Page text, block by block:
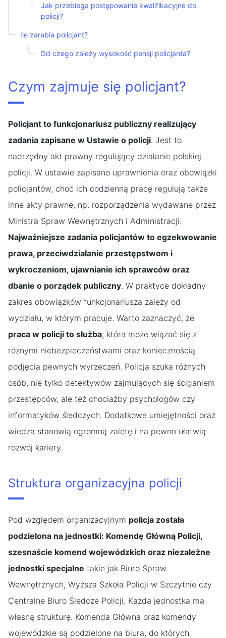
Jak przebiega postępowanie kwalifikacyjne do
policji?
Ile zarabia policjant?
Od czego zależy wysokość pensji policjanta?
Czym zajmuje się policjant?
Policjant to funkcjonariusz publiczny realizujący
zadania zapisane w Ustawie o policji. Jest to
nadrzędny akt prawny regulujący działanie polskiej
policji. W ustawie zapisano uprawnienia oraz obowiązki
policjantów, choć ich codzienną pracę regulują także
inne akty prawne, np. rozporządzenia wydawane przez
Ministra Spraw Wewnętrznych i Administracji.
Najważniejsze zadania policjantów to egzekwowanie
prawa, przeciwdziałanie przestępstwom i
wykroczeniom, ujawnianie ich sprawców oraz
dbanie o porządek publiczny. W praktyce dokładny
zakres obowiązków funkcjonariusza zależy od
wydziału, w którym pracuje. Warto zaznaczyć, że
praca w policji to służba, która może wiązać się z
różnymi niebezpieczeństwami oraz koniecznością
podjęcia pewnych wyrzeczeń. Policja szuka różnych
osób, nie tylko detektywów zajmujących się ściganiem
przestępców, ale też chociażby psychologów czy
informatyków śledczych. Dodatkowe umiejętności oraz
wiedza stanowią ogromną zaletę i na pewno ułatwią
rozwój kariery.
Struktura organizacyjna policji
Pod względem organizacyjnym policja została
podzielona na jednostki: Komendę Główną Policji,
szesnaście komend wojewódzkich oraz niezależne
jednostki specjalne takie jak Biuro Spraw
Wewnętrznych, Wyższa Szkoła Policji w Szczytnie czy
Centralne Biuro Śledcze Policji. Każda jednostka ma
własną strukturę. Komenda Główna oraz komendy
wojewódzkie są podzielone na biura, do których